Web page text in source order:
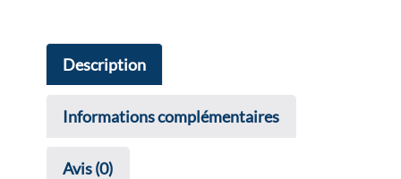
Description
Informations complémentaires
Avis (0)